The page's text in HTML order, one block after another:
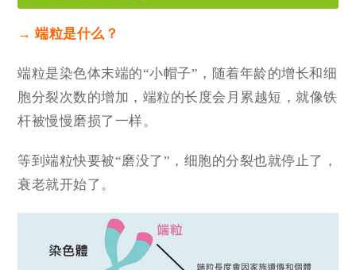
→ 端粒是什么？
端粒是染色体末端的“小帽子”，随着年龄的增长和细
胞分裂次数的增加， 端粒的长度会月累越短，就像铁
杆被慢慢磨损了一样。
等到端粒快要被“磨没了”，细胞的分裂也就停止了，
衰老就开始了。